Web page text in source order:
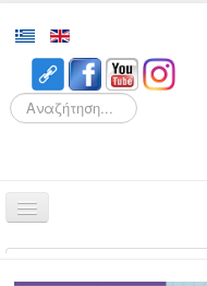
Search